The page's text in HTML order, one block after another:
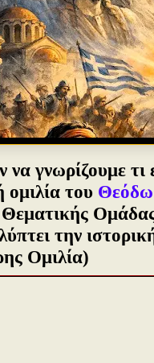
να γνωρίζουμε
του
την
Ομιλία)